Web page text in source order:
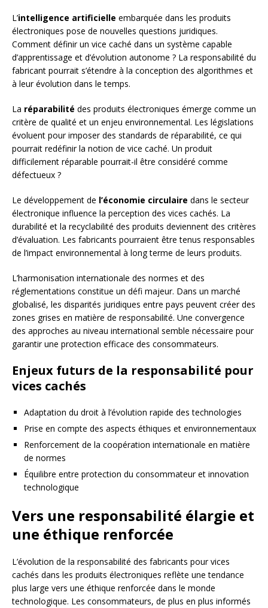
L’intelligence artificielle embarquée dans les produits
électroniques pose de nouvelles questions juridiques.
Comment définir un vice caché dans un système capable
d’apprentissage et d’évolution autonome ? La responsabilité du
fabricant pourrait s’étendre à la conception des algorithmes et
à leur évolution dans le temps.
La réparabilité des produits électroniques émerge comme un
critère de qualité et un enjeu environnemental. Les législations
évoluent pour imposer des standards de réparabilité, ce qui
pourrait redéfinir la notion de vice caché. Un produit
difficilement réparable pourrait-il être considéré comme
défectueux ?
Le développement de l’économie circulaire dans le secteur
électronique influence la perception des vices cachés. La
durabilité et la recyclabilité des produits deviennent des critères
d’évaluation. Les fabricants pourraient être tenus responsables
de l’impact environnemental à long terme de leurs produits.
L’harmonisation internationale des normes et des
réglementations constitue un défi majeur. Dans un marché
globalisé, les disparités juridiques entre pays peuvent créer des
zones grises en matière de responsabilité. Une convergence
des approches au niveau international semble nécessaire pour
garantir une protection efficace des consommateurs.
Enjeux futurs de la responsabilité pour
vices cachés
Adaptation du droit à l’évolution rapide des technologies
Prise en compte des aspects éthiques et environnementaux
Renforcement de la coopération internationale en matière
de normes
Équilibre entre protection du consommateur et innovation
technologique
Vers une responsabilité élargie et
une éthique renforcée
L’évolution de la responsabilité des fabricants pour vices
cachés dans les produits électroniques reflète une tendance
plus large vers une éthique renforcée dans le monde
technologique. Les consommateurs, de plus en plus informés